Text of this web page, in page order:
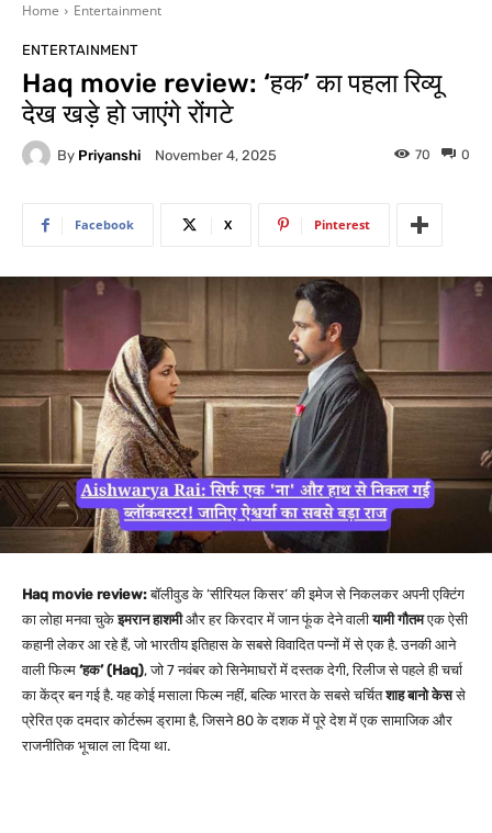
Home Entertainment
ENTERTAINMENT
Haq movie review: ‘हक’ का पहला रिव्यू
देख खड़े हो जाएंगे रोंगटे
By Priyanshi November 4, 2025 0
70
Facebook X Pinterest
Haq movie review:बॉलीवुड के ‘सीरियल किसर’ की इमेज से निकलकर अपनी एक्टिंग
का लोहा मनवा चुकेइमरान हाशमीऔर हर किरदार में जान फूंक देने वालीयामी गौतमएक ऐसी
कहानी लेकर आ रहे हैं, जो भारतीय इतिहास के सबसे विवादित पन्नों में से एक है. उनकी आने
वाली फिल्म ‘हक’ (Haq), जो 7 नवंबर को सिनेमाघरों में दस्तक देगी, रिलीज से पहले ही चर्चा
का केंद्र बन गई है. यह कोई मसाला फिल्म नहीं, बल्कि भारत के सबसे चर्चितशाह बानो केससे
प्रेरित एक दमदार कोर्टरूम ड्रामा है, जिसने 80 के दशक में पूरे देश में एक सामाजिक और
राजनीतिक भूचाल ला दिया था.